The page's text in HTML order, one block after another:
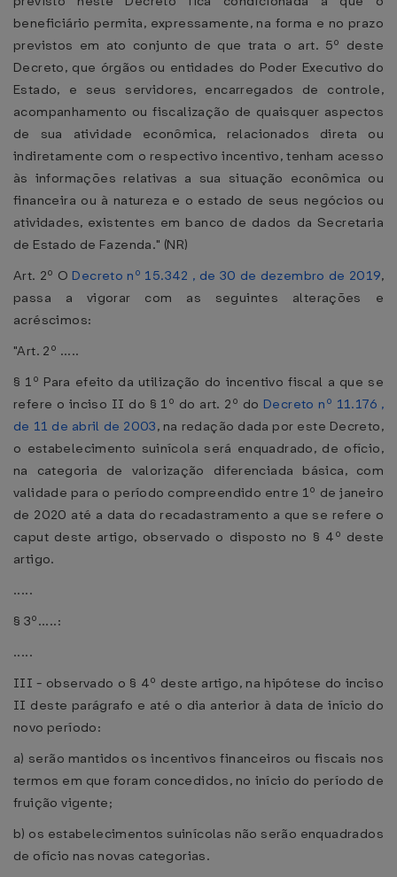
beneficiário permita, expressamente, na forma e no prazo
previstos em ato conjunto de que trata o art. 5º deste
Decreto, que órgãos ou entidades do Poder Executivo do
Estado, e seus servidores, encarregados de controle,
acompanhamento ou fiscalização de quaisquer aspectos
de sua atividade econômica, relacionados direta ou
indiretamente com o respectivo incentivo, tenham acesso
às informações relativas a sua situação econômica ou
financeira ou à natureza e o estado de seus negócios ou
atividades, existentes em banco de dados da Secretaria
de Estado de Fazenda." (NR)
Art. 2º O Decreto nº 15.342 , de 30 de dezembro de 2019,
passa a vigorar com as seguintes alterações e
acréscimos:
"Art. 2º .....
§ 1º Para efeito da utilização do incentivo fiscal a que se
refere o inciso II do § 1º do art. 2º do Decreto nº 11.176 ,
de 11 de abril de 2003, na redação dada por este Decreto,
o estabelecimento suinícola será enquadrado, de ofício,
na categoria de valorização diferenciada básica, com
validade para o período compreendido entre 1º de janeiro
de 2020 até a data do recadastramento a que se refere o
caput deste artigo, observado o disposto no § 4º deste
artigo.
.....
§ 3º.....:
.....
III - observado o § 4º deste artigo, na hipótese do inciso
II deste parágrafo e até o dia anterior à data de início do
novo período:
a) serão mantidos os incentivos financeiros ou fiscais nos
termos em que foram concedidos, no início do período de
fruição vigente;
b) os estabelecimentos suinícolas não serão enquadrados
de ofício nas novas categorias.